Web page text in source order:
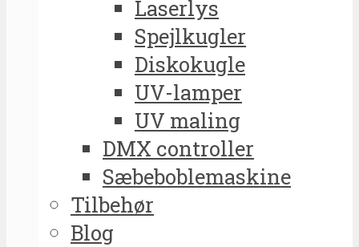
Laserlys
Spejlkugler
Diskokugle
UV-lamper
UV maling
DMX controller
Sæbeboblemaskine
Tilbehør
Blog